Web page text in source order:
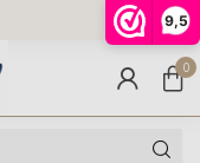
9,5
Voor
huis
9.5
0